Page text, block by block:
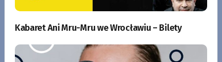
Kabaret Ani Mru-Mru we Wrocławiu – Bilety